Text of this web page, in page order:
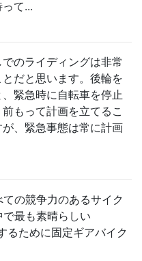
て...
のライディングは非常
だと思います。後輪を
緊急時に自転車を停止
もって計画を立てるこ
、緊急事態は常に計画
の競争力のあるサイク
最も素晴らしい
るために固定ギアバイク